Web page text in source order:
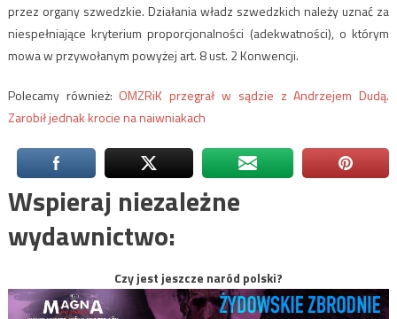
przez organy szwedzkie. Działania władz szwedzkich należy uznać za
niespełniające kryterium proporcjonalności (adekwatności), o którym
mowa w przywołanym powyżej art. 8 ust. 2 Konwencji.
Polecamy również: OMZRiK przegrał w sądzie z Andrzejem Dudą.
Zarobił jednak krocie na naiwniakach
Wspieraj niezależne
wydawnictwo:
Czy jest jeszcze naród polski?